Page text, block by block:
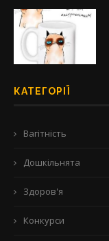
КАТЕГОРІЇ
Вагітність
Дошкільнята
Здоров'я
Конкурси